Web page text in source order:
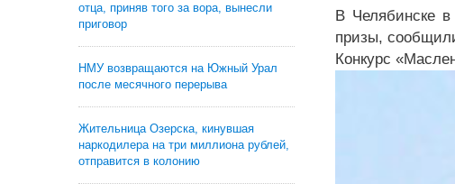
отца, приняв того за вора, вынесли
приговор
НМУ возвращаются на Южный Урал
после месячного перерыва
Жительница Озерска, кинувшая
наркодилера на три миллиона рублей,
отправится в колонию
В Челябинске
призы,
Конкурс